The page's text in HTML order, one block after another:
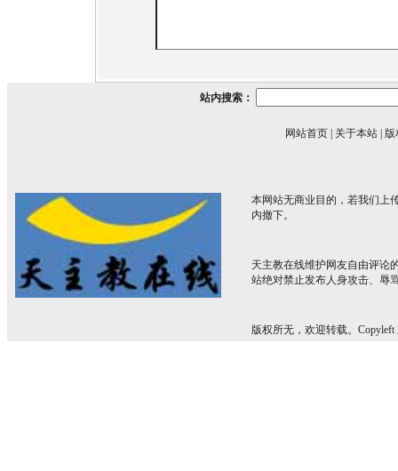
站内搜索：
网站首页 关于本站 版
本网站无商业目的，若我们上
内撤下。
天主教在线维护网友自由评论
站绝对禁止发布人身攻击、辱
版权所无，欢迎转载。